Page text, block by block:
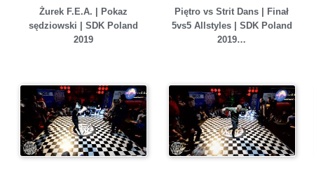
Żurek F.E.A. | Pokaz
sędziowski | SDK Poland
2019
Piętro vs Strit Dans | Finał
5vs5 Allstyles | SDK Poland
2019…